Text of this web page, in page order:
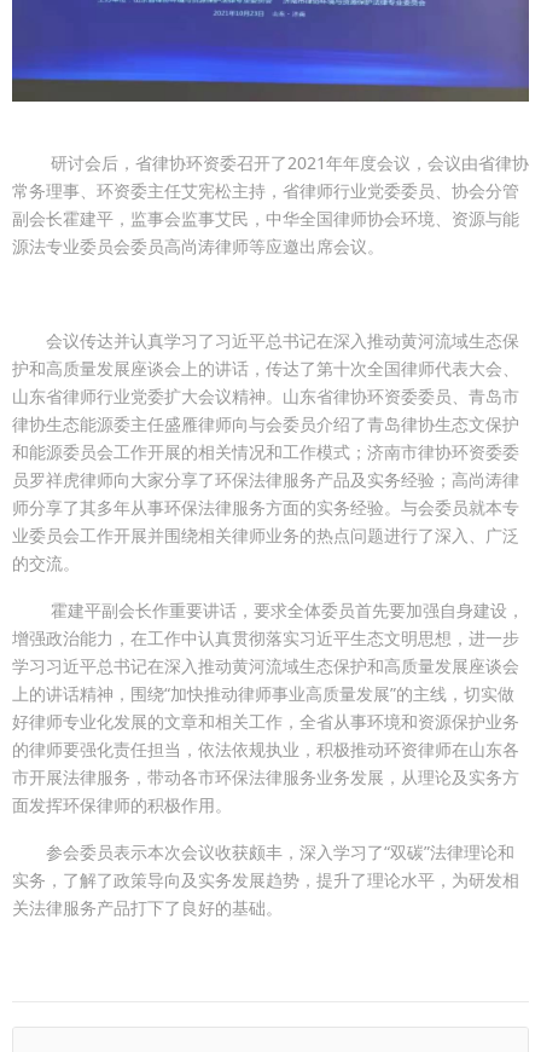
研讨会后，省律协环资委召开了2021年年度会议，会议由省律协
常务理事、环资委主任艾宪松主持，省律师行业党委委员、协会分管
副会长霍建平，监事会监事艾民，中华全国律师协会环境、资源与能
源法专业委员会委员高尚涛律师等应邀出席会议。
会议传达并认真学习了习近平总书记在深入推动黄河流域生态保
护和高质量发展座谈会上的讲话，传达了第十次全国律师代表大会、
山东省律师行业党委扩大会议精神。山东省律协环资委委员、青岛市
律协生态能源委主任盛雁律师向与会委员介绍了青岛律协生态文保护
和能源委员会工作开展的相关情况和工作模式；济南市律协环资委委
员罗祥虎律师向大家分享了环保法律服务产品及实务经验；高尚涛律
师分享了其多年从事环保法律服务方面的实务经验。与会委员就本专
业委员会工作开展并围绕相关律师业务的热点问题进行了深入、广泛
的交流。
霍建平副会长作重要讲话，要求全体委员首先要加强自身建设，
增强政治能力，在工作中认真贯彻落实习近平生态文明思想，进一步
学习习近平总书记在深入推动黄河流域生态保护和高质量发展座谈会
上的讲话精神，围绕“加快推动律师事业高质量发展”的主线，切实做
好律师专业化发展的文章和相关工作，全省从事环境和资源保护业务
的律师要强化责任担当，依法依规执业，积极推动环资律师在山东各
市开展法律服务，带动各市环保法律服务业务发展，从理论及实务方
面发挥环保律师的积极作用。
参会委员表示本次会议收获颇丰，深入学习了“双碳”法律理论和
实务，了解了政策导向及实务发展趋势，提升了理论水平，为研发相
关法律服务产品打下了良好的基础。